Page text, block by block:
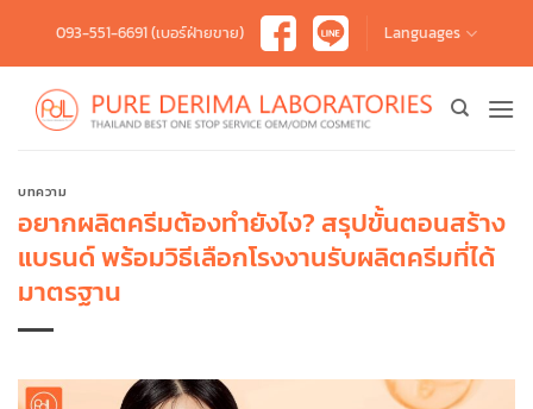
content
093-551-6691 (เบอร์ฝ่ายขาย) Languages
บทความ
อยากผลิตครีมต้องทำยังไง? สรุปขั้นตอนสร้าง
แบรนด์ พร้อมวิธีเลือกโรงงานรับผลิตครีมที่ได้
มาตรฐาน